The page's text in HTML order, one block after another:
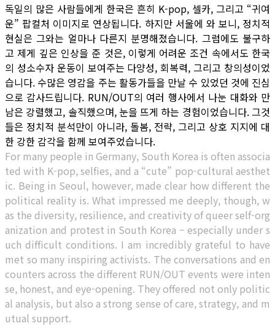
독일의 많은 사람들에게 한국은 흔히 K-pop, 셀카, 그리고 “귀여
운” 팝컬처 이미지로 연상됩니다. 하지만 서울에 와 보니, 정치적
현실은 그와는 얼마나 다른지 분명해졌습니다. 그럼에도 불구하
고 제게 깊은 인상을 준 것은, 이렇게 어려운 조건 속에서도 한국
의 성소수자 운동이 보여주는 다양성, 회복력, 그리고 창의성이었
습니다. 수많은 영감을 주는 활동가들을 만날 수 있었던 것에 진심
으로 감사드립니다. RUN/OUT의 여러 행사에서 나눈 대화와 만
남은 강렬했고, 솔직했으며, 눈을 뜨게 하는 경험이었습니다. 그것
들은 정치적 분석만이 아니라, 돌봄, 전략, 그리고 상호 지지에 대
한 강한 감각을 함께 보여주었습니다.
For many people in Germany, South Korea is often associa
ted with K-pop, selfies, and a “cute” pop-cultural aesthet
ic. Being in Seoul, however, made clear how different the
political reality is. What impressed me deeply, though, w
as the diversity, resilience, and creativity of queer self-org
anization and protest in South Korea – especially under s
uch difficult conditions. I am incredibly grateful to have
met so many inspiring activists. The conversations and en
counters across the different RUN/OUT events were inten
se, honest, and eye-opening. They offered not only politic
al analysis, but also a strong sense of care, strategy, and m
utual support.